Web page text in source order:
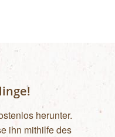
herunter.
ihn mithilfe des